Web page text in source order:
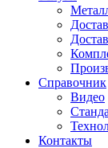
Справочник
Видео
Контакты